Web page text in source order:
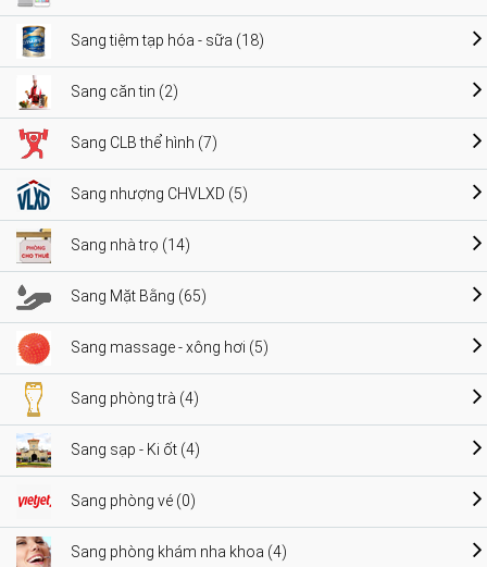
Sang tiệm tạp hóa - sữa (18)
Sang căn tin (2)
Sang CLB thể hình (7)
Sang nhượng CHVLXD (5)
Sang nhà trọ (14)
Sang Mặt Bằng (65)
Sang massage - xông hơi (5)
Sang phòng trà (4)
Sang sạp - Ki ốt (4)
Sang phòng vé (0)
Sang phòng khám nha khoa (4)